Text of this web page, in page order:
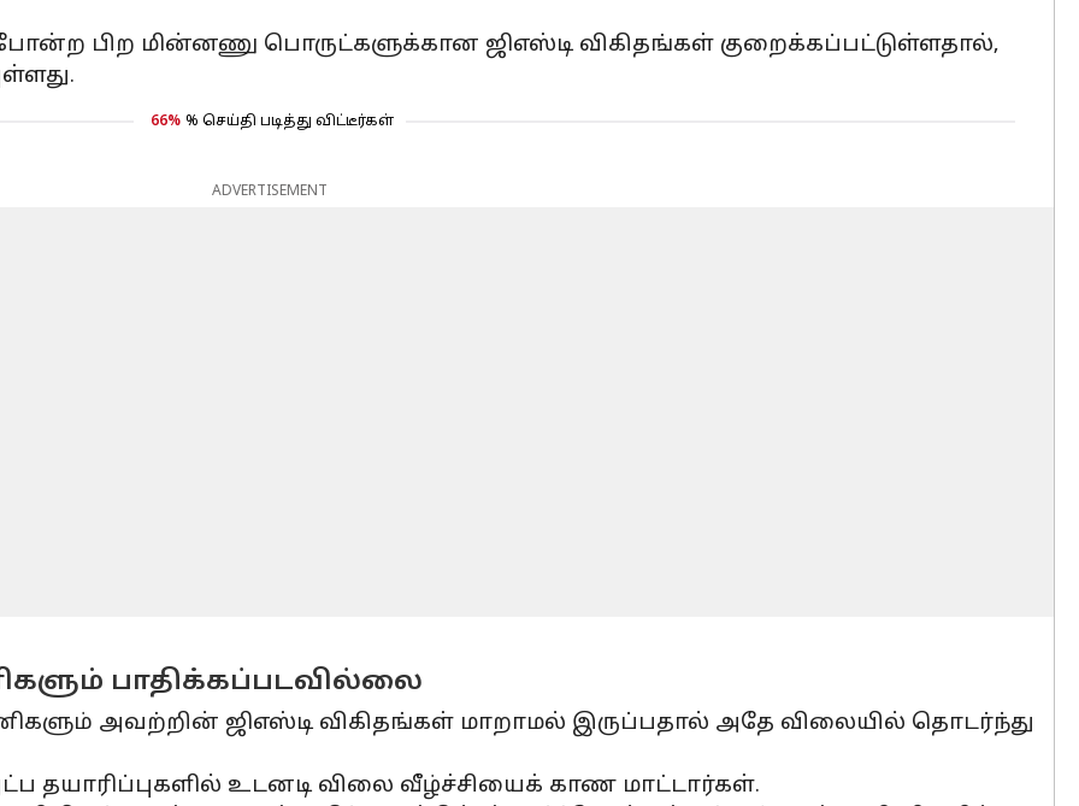
போன்ற பிற மின்னணு பொருட்களுக்கான ஜிஎஸ்டி விகிதங்கள் குறைக்கப்பட்டுள்ளதால்,
66% % செய்தி படித்து விட்டீர்கள்
ADVERTISEMENT
பாதிக்கப்படவில்லை
அவற்றின் ஜிஎஸ்டி விகிதங்கள் மாறாமல் இருப்பதால் அதே விலையில் தொடர்ந்து
உடனடி விலை வீழ்ச்சியைக் காண மாட்டார்கள்.